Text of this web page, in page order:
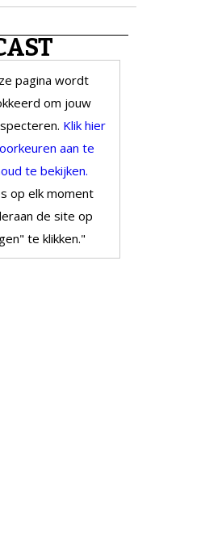
pagina wordt
om jouw
Klik hier
aan te
te bekijken.
op elk moment
de site op
te klikken."